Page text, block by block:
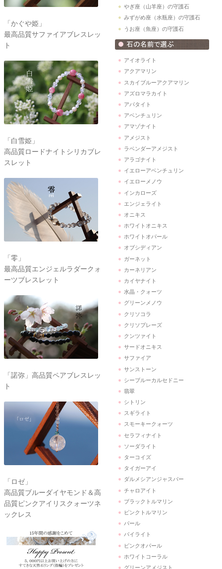
「かぐや姫」
最高品質サファイアブレスレッ
ト
「白雪姫」
高品質ロードナイトシリカブレ
スレット
「零」
最高品質エンジェルラダークォ
ーツブレスレット
「諾弥」高品質ペアブレスレッ
ト
「ロゼ」
高品質ブルーダイヤモンド＆高
品質ピンクアイリスクォーツネ
ックレス
やぎ座（山羊座）の守護石
みずがめ座（水瓶座）の守護石
うお座（魚座）の守護石
アイオライト
アクアマリン
スカイブルーアクアマリン
アズロマラカイト
アパタイト
アベンチュリン
アマゾナイト
アメジスト
ラベンダーアメジスト
アラゴナイト
イエローアベンチュリン
イエローメノウ
インカローズ
エンジェライト
オニキス
ホワイトオニキス
ホワイトオパール
オブシディアン
ガーネット
カーネリアン
カイヤナイト
水晶・クォーツ
グリーンメノウ
クリソコラ
クリソプレーズ
クンツァイト
サードオニキス
サファイア
サンストーン
シーブルーカルセドニー
翡翠
シトリン
スギライト
スモーキークォーツ
セラフィナイト
ソーダライト
ターコイズ
タイガーアイ
ダルメシアンジャスパー
チャロアイト
ブラックトルマリン
ピンクトルマリン
パール
パイライト
ピンクオパール
ホワイトコーラル
グリーンアメジスト